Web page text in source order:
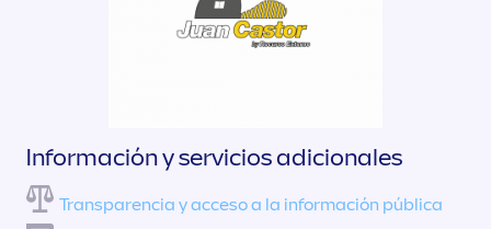
Información y servicios adicionales
Transparencia y acceso a la información pública